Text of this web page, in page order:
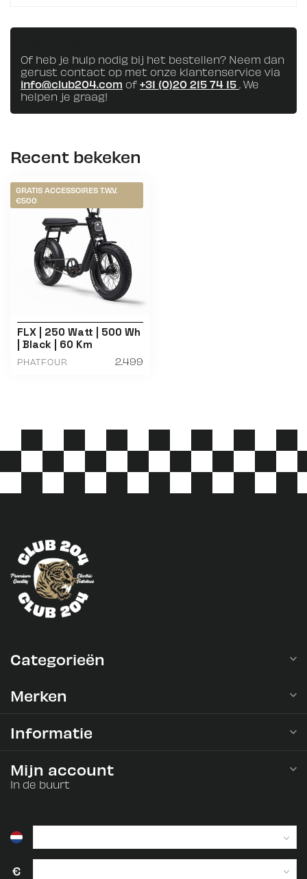
Of heb je hulp nodig bij het bestellen? Neem dan
gerust contact op met onze klantenservice via
info@club204.com of +31 (0)20 215 74 15 . We
helpen je graag!
Recent bekeken
GRATIS ACCESSOIRES T.W.V.
€500
FLX | 250 Watt | 500 Wh
| Black | 60 Km
PHATFOUR 2.499
Categorieën
Merken
Informatie
Mijn account
In de buurt
€